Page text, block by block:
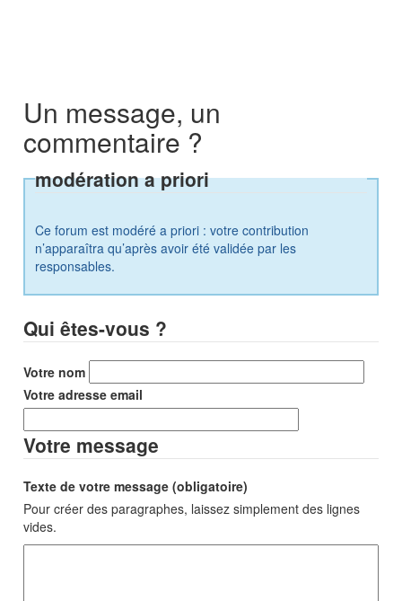
Un message, un
commentaire ?
modération a priori
Ce forum est modéré a priori : votre contribution
n’apparaîtra qu’après avoir été validée par les
responsables.
Qui êtes-vous ?
Votre nom
Votre adresse email
Votre message
Texte de votre message (obligatoire)
Pour créer des paragraphes, laissez simplement des lignes
vides.